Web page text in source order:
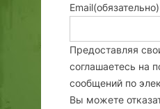
Email(обязательно)
Предоставляя
соглашаетесь на
сообщений по
Вы можете